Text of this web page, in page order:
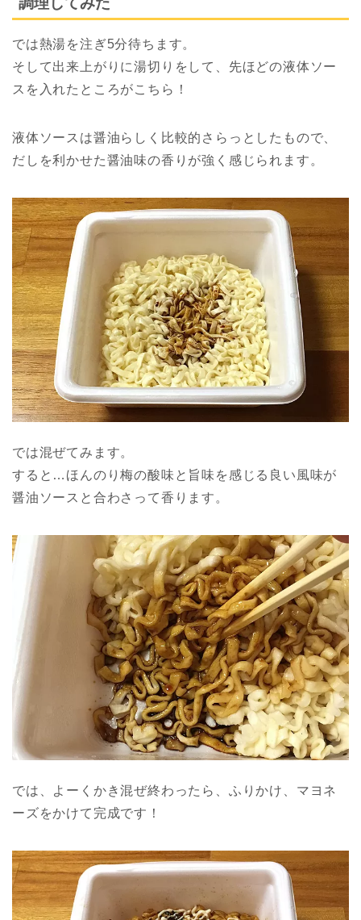
では熱湯を注ぎ5分待ちます。
そして出来上がりに湯切りをして、先ほどの液体ソー
スを入れたところがこちら！
液体ソースは醤油らしく比較的さらっとしたもので、
だしを利かせた醤油味の香りが強く感じられます。
では混ぜてみます。
すると…ほんのり梅の酸味と旨味を感じる良い風味が
醤油ソースと合わさって香ります。
では、よーくかき混ぜ終わったら、ふりかけ、マヨネ
ーズをかけて完成です！